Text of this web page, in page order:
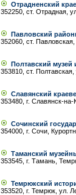
Отрадненский
352250, ст. Отрадная,
Павловский
352060, ст. Павловская,
Полтавский музей
353810, ст.
Славянский
353480, г. Славянск-
Сочинский
354000, г. Сочи,
Таманский
353545, г. Тамань,
Темрюкский
353520, г. Темрюк, ул.